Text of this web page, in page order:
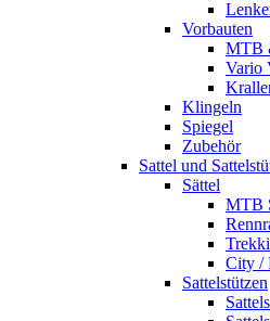
Vorbauten
MTB
Vario
Klingeln
Spiegel
Zubehör
Sattel und
Sättel
MTB
City /
Sattelstützen